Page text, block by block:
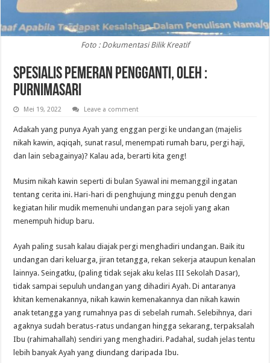
Foto : Dokumentasi Bilik Kreatif
Spesialis Pemeran Pengganti, Oleh :
Purnimasari
Mei 19, 2022 Leave a comment
Adakah yang punya Ayah yang enggan pergi ke undangan (majelis
nikah kawin, aqiqah, sunat rasul, menempati rumah baru, pergi haji,
dan lain sebagainya)? Kalau ada, berarti kita geng!
Musim nikah kawin seperti di bulan Syawal ini memanggil ingatan
tentang cerita ini. Hari-hari di penghujung minggu penuh dengan
kegiatan hilir mudik memenuhi undangan para sejoli yang akan
menempuh hidup baru.
Ayah paling susah kalau diajak pergi menghadiri undangan. Baik itu
undangan dari keluarga, jiran tetangga, rekan sekerja ataupun kenalan
lainnya. Seingatku, (paling tidak sejak aku kelas III Sekolah Dasar),
tidak sampai sepuluh undangan yang dihadiri Ayah. Di antaranya
khitan kemenakannya, nikah kawin kemenakannya dan nikah kawin
anak tetangga yang rumahnya pas di sebelah rumah. Selebihnya, dari
agaknya sudah beratus-ratus undangan hingga sekarang, terpaksalah
Ibu (rahimahallah) sendiri yang menghadiri. Padahal, sudah jelas tentu
lebih banyak Ayah yang diundang daripada Ibu.